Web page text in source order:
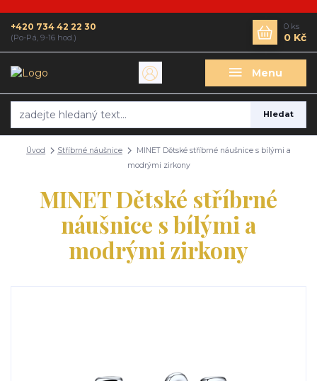
Menu
Hledat
+420 734 42 22 30
(Po-Pá, 9-16 hod.)
0 ks
0 Kč
Úvod Stříbrné náušnice
MINET Dětské stříbrné náušnice s bílými a
modrými zirkony
MINET Dětské stříbrné
náušnice s bílými a
modrými zirkony